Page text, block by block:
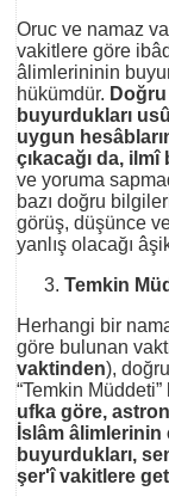
Oruc ve namaz
vakitlere göre
âlimlerininin
hükümdür.
buyurdukları
uygun
çıkacağı da,
ve yoruma
bazı doğru
görüş, düşünce
yanlış olacağı
Temkin
Herhangi bir
göre bulunan
vaktinden),
“Temkin Müddeti”
ufka göre,
İslâm
buyurdukları,
şer'î vakitlere